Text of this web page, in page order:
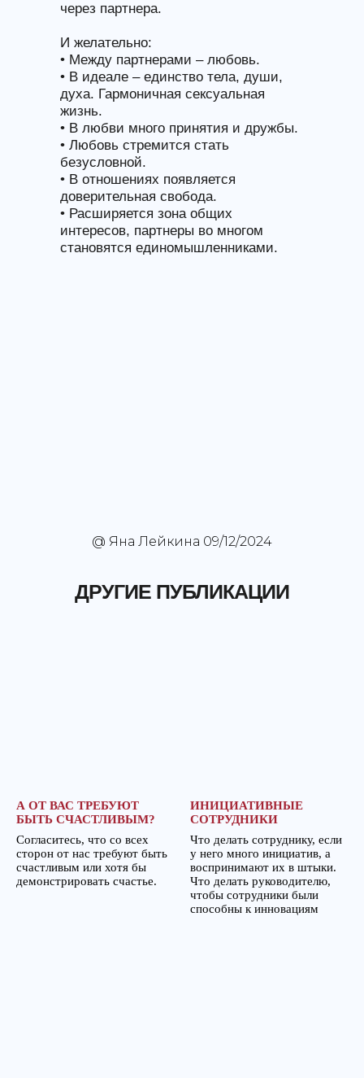
через партнера.
И желательно:
• Между партнерами – любовь.
• В идеале – единство тела, души,
духа. Гармоничная сексуальная
жизнь.
• В любви много принятия и дружбы.
• Любовь стремится стать
безусловной.
• В отношениях появляется
доверительная свобода.
• Расширяется зона общих
интересов, партнеры во многом
становятся единомышленниками.
@ Яна Лейкина 09/12/2024
ДРУГИЕ ПУБЛИКАЦИИ
А ОТ ВАС ТРЕБУЮТ
БЫТЬ СЧАСТЛИВЫМ?
Согласитесь, что со всех
сторон от нас требуют быть
счастливым или хотя бы
демонстрировать счастье.
ИНИЦИАТИВНЫЕ
СОТРУДНИКИ
Что делать сотруднику, если
у него много инициатив, а
воспринимают их в штыки.
Что делать руководителю,
чтобы сотрудники были
способны к инновациям